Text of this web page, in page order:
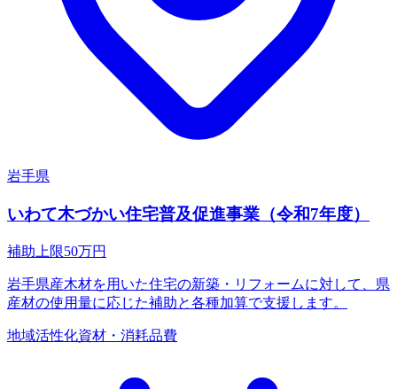
岩手県
いわて木づかい住宅普及促進事業（令和7年度）
補助上限50万円
岩手県産木材を用いた住宅の新築・リフォームに対して、県
産材の使用量に応じた補助と各種加算で支援します。
地域活性化資材・消耗品費